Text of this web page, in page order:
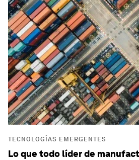
TECNOLOGÍAS EMERGENTES
Lo que todo líder de